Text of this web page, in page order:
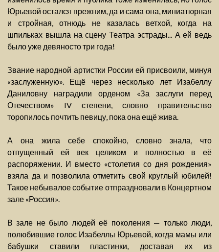
Юрьевой остался прежним, да и сама она, миниатюрная
и стройная, отнюдь не казалась ветхой, когда на
шпильках вышла на сцену Театра эстрады... А ей ведь
было уже девяносто три года!
Звание народной артистки России ей присвоили, минуя
«заслуженную». Ещё через несколько лет Изабеллу
Даниловну наградили орденом «За заслуги перед
Отечеством» IV степени, словно правительство
торопилось почтить певицу, пока она ещё жива.
А она жила себе спокойно, словно знала, что
отпущенный ей век целиком и полностью в её
распоряжении. И вместо «столетия со дня рождения»
взяла да и позволила отметить свой круглый юбилей!
Такое небывалое событие отпраздновали в Концертном
зале «Россия».
В зале не было людей её поколения — только люди,
полюбившие голос Изабеллы Юрьевой, когда мамы или
бабушки ставили пластинки, доставая их из